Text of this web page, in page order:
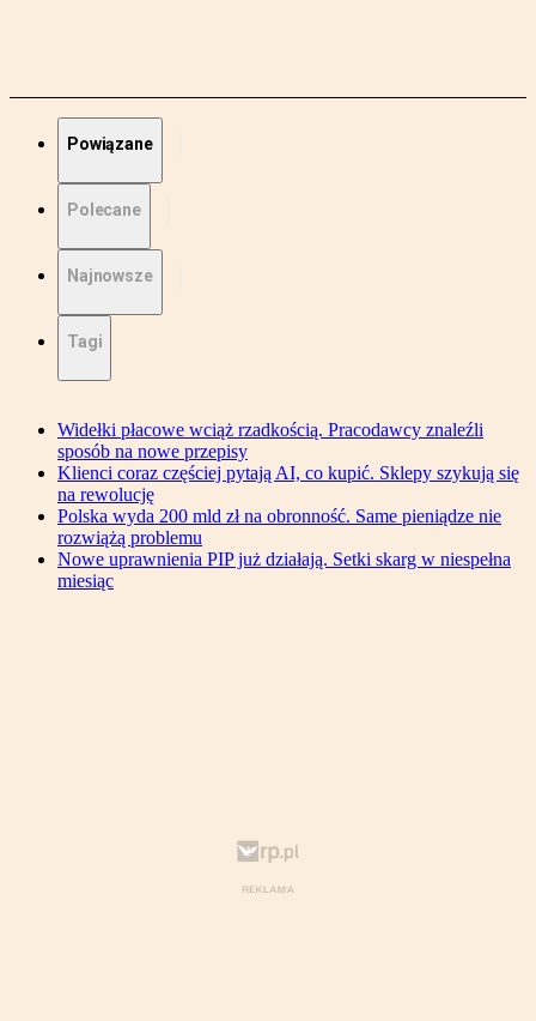
Powiązane
Polecane
Najnowsze
Tagi
Widełki płacowe wciąż rzadkością. Pracodawcy znaleźli
sposób na nowe przepisy
Klienci coraz częściej pytają AI, co kupić. Sklepy szykują się
na rewolucję
Polska wyda 200 mld zł na obronność. Same pieniądze nie
rozwiążą problemu
Nowe uprawnienia PIP już działają. Setki skarg w niespełna
miesiąc